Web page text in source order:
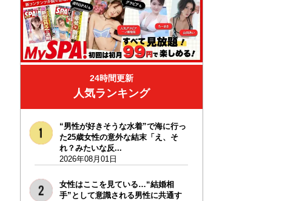
24時間更新
人気ランキング
“男性が好きそうな水着”で海に行っ
た25歳女性の意外な結末「え、そ
れ？みたいな反...
2026年08月01日
女性はここを見ている…“結婚相
手”として意識される男性に共通す